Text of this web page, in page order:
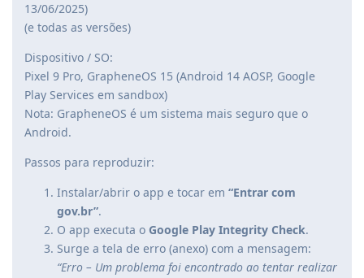
13/06/2025)
(e todas as versões)
Dispositivo / SO:
Pixel 9 Pro, GrapheneOS 15 (Android 14 AOSP, Google
Play Services em sandbox)
Nota: GrapheneOS é um sistema mais seguro que o
Android.
Passos para reproduzir:
Instalar/abrir o app e tocar em “Entrar com
gov.br”.
O app executa o Google Play Integrity Check.
Surge a tela de erro (anexo) com a mensagem:
“Erro – Um problema foi encontrado ao tentar realizar